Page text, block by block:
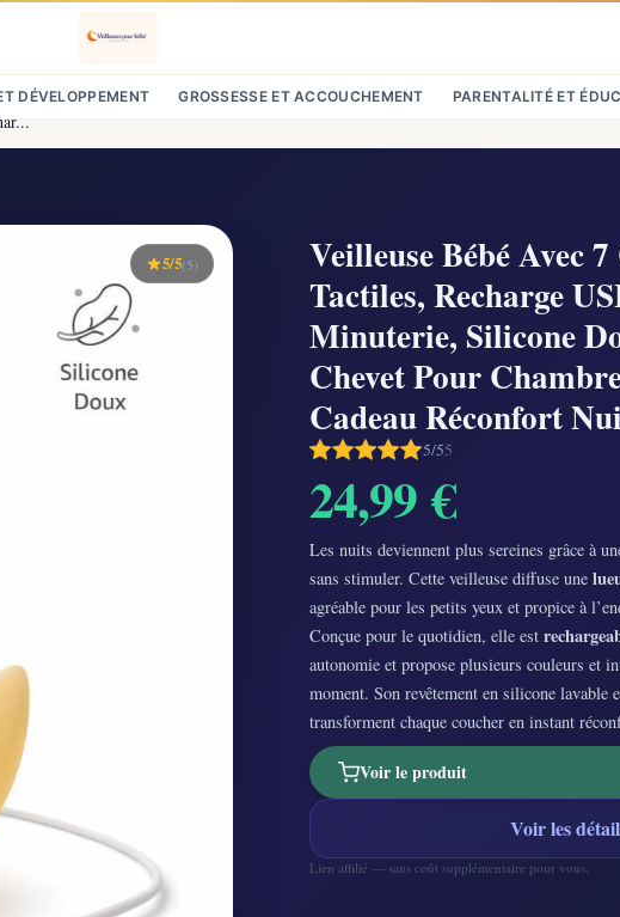
DÉVELOPPEMENT GROSSESSE ET ACCOUCHEMENT PARENTALITÉ ET
5/5(5)
Veilleuse Bébé Avec
Tactiles, Recharge
Minuterie, Silicone
Chevet Pour
Cadeau Réconfort
5/55
24,99 €
Les nuits deviennent plus sereines grâce à
sans stimuler. Cette veilleuse diffuse une
agréable pour les petits yeux et propice à
Conçue pour le quotidien, elle est
autonomie et propose plusieurs couleurs et
moment. Son revêtement en silicone lavable
transforment chaque coucher en instant
Voir le produit
Voir les
Lien affilié — sans coût supplémentaire pour vous.